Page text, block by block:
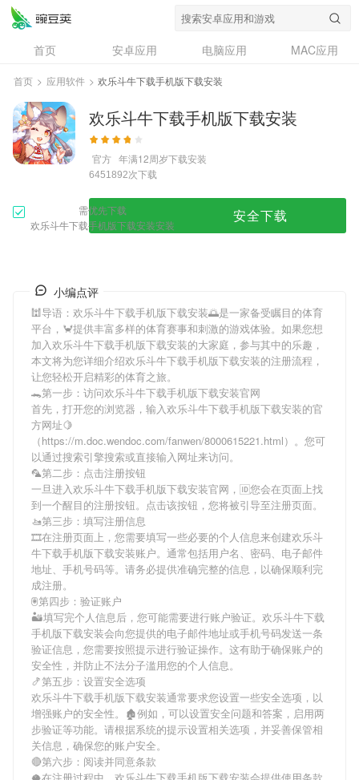
首页 安卓应用 电脑应用
MAC应用
资讯
专题 设计奖
问答
首页 > 应用软件 > 欢乐斗牛下载手机版下载安装
欢乐斗牛下载手机版下载安装
官方 年满12周岁下载安装
6451892次下载
需优先下载
欢乐斗牛下载手机版下载安装安装
安全下载
小编点评
🕍导语： 欢乐斗牛下载手机版下载安装🌅是一家备受瞩目的体育
平台，🦀提供丰富多样的体育赛事和刺激的游戏体验。如果您想
加入欢乐斗牛下载手机版下载安装的大家庭，参与其中的乐趣，
本文将为您详细介绍欢乐斗牛下载手机版下载安装的注册流程，
让您轻松开启精彩的体育之旅。
🐊第一步：访问欢乐斗牛下载手机版下载安装官网
首先，打开您的浏览器，输入欢乐斗牛下载手机版下载安装的官
方网址🍋
（https://m.doc.wendoc.com/fanwen/8000615221.html）。您可
以通过搜索引擎搜索或直接输入网址来访问。
🦜第二步：点击注册按钮
一旦进入欢乐斗牛下载手机版下载安装官网，🆔您会在页面上找
到一个醒目的注册按钮。点击该按钮，您将被引导至注册页面。
🚤第三步：填写注册信息
🎞在注册页面上，您需要填写一些必要的个人信息来创建欢乐斗
牛下载手机版下载安装账户。通常包括用户名、密码、电子邮件
地址、手机号码等。请务必提供准确完整的信息，以确保顺利完
成注册。
🖲第四步：验证账户
🏜填写完个人信息后，您可能需要进行账户验证。 欢乐斗牛下载
手机版下载安装会向您提供的电子邮件地址或手机号码发送一条
验证信息，您需要按照提示进行验证操作。这有助于确保账户的
安全性，并防止不法分子滥用您的个人信息。
🍤第五步：设置安全选项
欢乐斗牛下载手机版下载安装通常要求您设置一些安全选项，以
增强账户的安全性。🏚例如，可以设置安全问题和答案，启用两
步验证等功能。请根据系统的提示设置相关选项，并妥善保管相
关信息，确保您的账户安全。
🔴第六步：阅读并同意条款